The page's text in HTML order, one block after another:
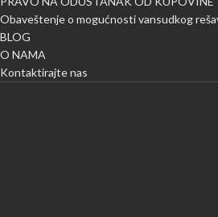
Obaveštenje o mogućnosti vansudkog
BLOG
O NAMA
Kontaktirajte nas